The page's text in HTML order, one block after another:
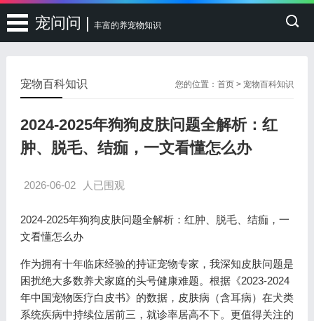
宠问问 | 丰富的养宠物知识
您的位置：首页 >宠物百科知识
宠物百科知识
2024-2025年狗狗皮肤问题全解析：红
肿、脱毛、结痂，一文看懂怎么办
2026-06-02 人已围观
2024-2025年狗狗皮肤问题全解析：红肿、脱毛、结痂，一
文看懂怎么办
作为拥有十年临床经验的持证宠物专家，我深知皮肤问题是
困扰绝大多数养犬家庭的头号健康难题。根据《2023-2024
年中国宠物医疗白皮书》的数据，皮肤病（含耳病）在犬类
系统疾病中持续位居前三，就诊率居高不下。更值得关注的